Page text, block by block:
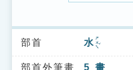
索引選單
知識索引
部首 水 ㄕㄨㄟˇ
部首外筆畫 5 畫